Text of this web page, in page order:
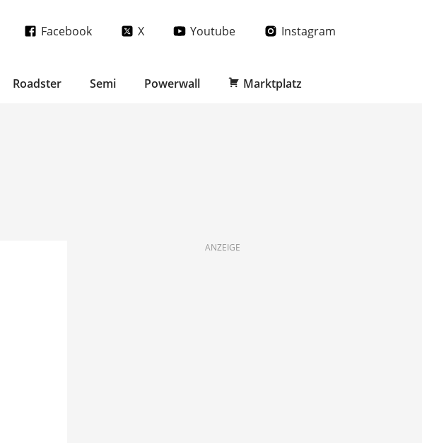
Facebook X Youtube Instagram
Roadster Semi Powerwall Marktplatz
ANZEIGE